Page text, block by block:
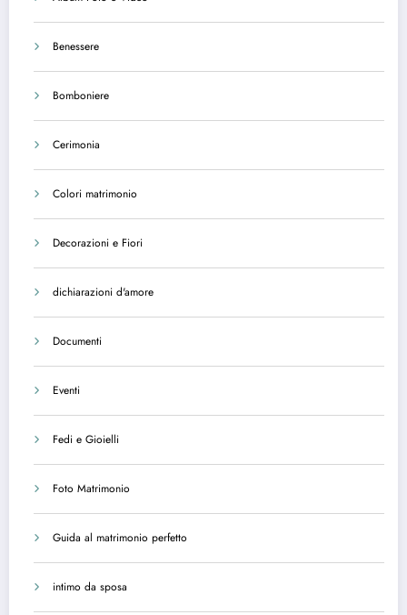
Benessere
Bomboniere
Cerimonia
Colori matrimonio
Decorazioni e Fiori
dichiarazioni d'amore
Documenti
Eventi
Fedi e Gioielli
Foto Matrimonio
Guida al matrimonio perfetto
intimo da sposa